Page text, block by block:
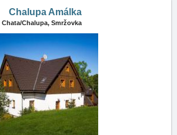
Chalupa Amálka
Chata/Chalupa, Smržovka